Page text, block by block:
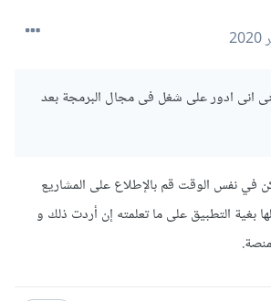
عملائك و ما إلى ذلك ككتابة عرض يجذب
بمعرض الأعمال ...
إضافة إلى أنه إذا قمت بمتابعة دورة الphp و إطار لارافيل و
بنفسك ستكون قد كسبت مهارة
و إنما العديد من الشركات أيضاً لذلك إن
مشاريع بإطار عمل لارافيل ستكون قد
على مشاريع على منصات العمل
انى ادور على شغل فى مجال البرمجة بعد
في نفس الوقت قم بالإطلاع على المشاريع
بغية التطبيق على ما تعلمته إن أردت ذلك و